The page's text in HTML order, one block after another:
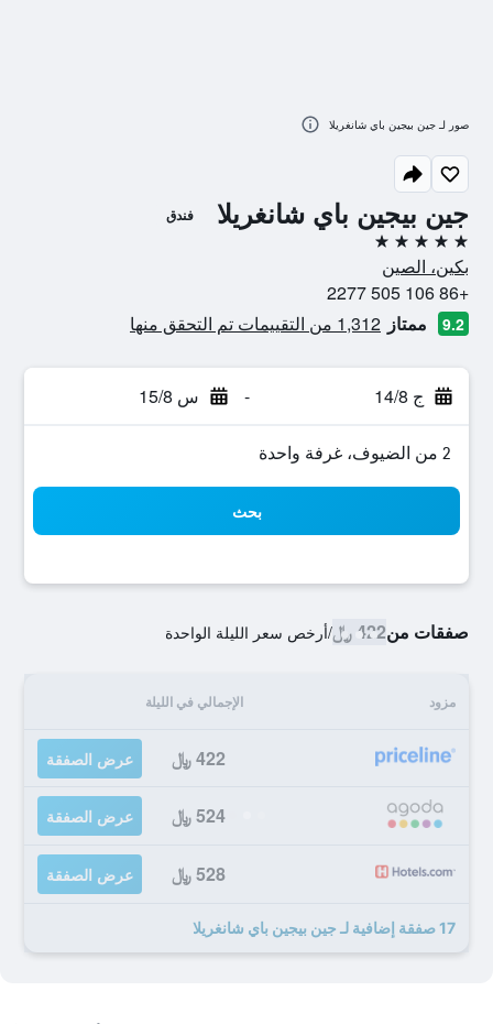
جين بيجين باي شانغريلا فندق
5 نجوم
بكين، الصين
+86 106 505 2277
9.2 ممتاز 1,312 من التقييمات تم التحقق منها
ج 14/8 - س 15/8
2 من الضيوف، غرفة واحدة
بحث
صفقات من422 ﷼ /أرخص سعر الليلة الواحدة
مزود الإجمالي في الليلة
422 ﷼ عرض الصفقة
524 ﷼ عرض الصفقة
528 ﷼ عرض الصفقة
17 صفقة إضافية لـ جين بيجين باي شانغريلا
صور لـ جين بيجين باي شانغريلا